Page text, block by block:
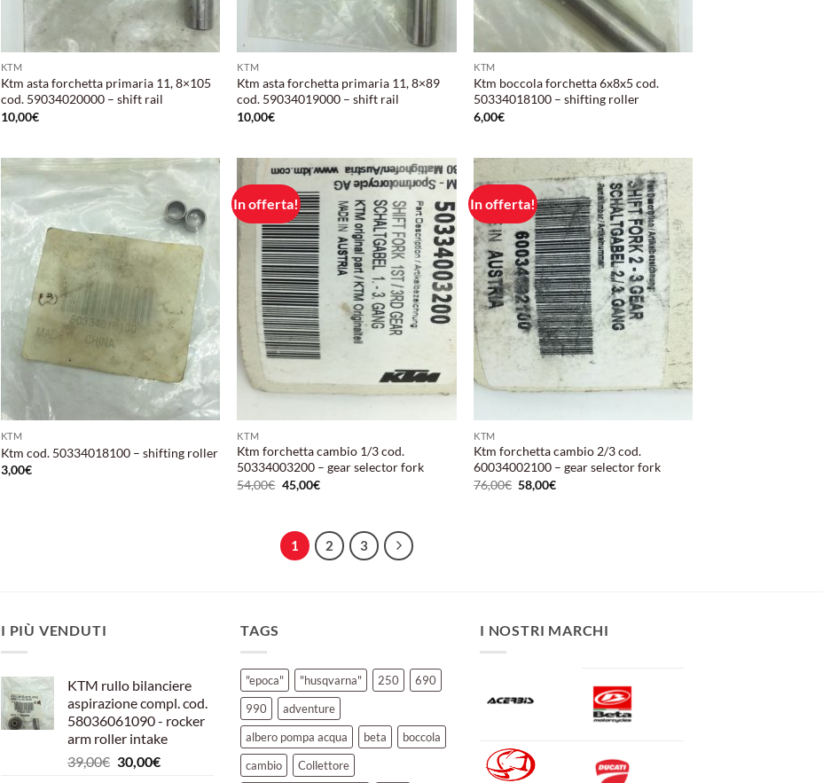
KTM
Ktm asta forchetta primaria 11, 8×105
cod. 59034020000 – shift rail
10,00€
KTM
Ktm asta forchetta primaria 11, 8×89
cod. 59034019000 – shift rail
10,00€
KTM
Ktm boccola forchetta 6x8x5 cod.
50334018100 – shifting roller
6,00€
Aggiungi
alla lista
dei
desideri
KTM
Ktm cod. 50334018100 – shifting roller
3,00€
In offerta!
Aggiungi
alla lista
dei
desideri
KTM
Ktm forchetta cambio 1/3 cod.
50334003200 – gear selector fork
54,00€ Il
prezzo
54,00€.
45,00€Il
45,00€.
In offerta!
Aggiungi
alla lista
dei
desideri
KTM
Ktm forchetta cambio 2/3 cod.
60034002100 – gear selector fork
76,00€ Il
prezzo
58,00€Il
1 2 3
I PIÙ VENDUTI
KTM rullo bilanciere
aspirazione compl. cod.
58036061090 - rocker
arm roller intake
39,00€ Il
30,00€Il
TAGS
"epoca" "husqvarna" 250
690
990
adventure
albero pompa acqua
beta
boccola
cambio
Collettore
I NOSTRI MARCHI